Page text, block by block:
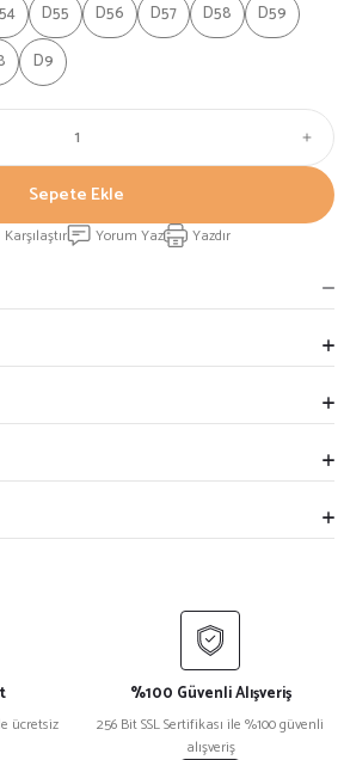
D55 D56 D57 D58
D59
D9
Sepete Ekle
Karşılaştır Yorum Yaz Yazdır
ücretsiz
%100 Güvenli Alışveriş
256 Bit SSL Sertifikası ile %100 güvenli
alışveriş